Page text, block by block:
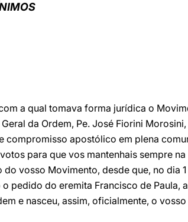
a qual tomava forma jurídica o
da Ordem, Pe. José Fiorini Morosini,
compromisso apostólico em plena
para que vos mantenhais sempre na
vosso Movimento, desde que, no dia
pedido do eremita Francisco de Paula,
e nasceu, assim, oficialmente, o vosso